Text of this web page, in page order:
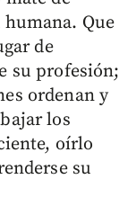
Que
de
su profesión;
ordenan y
los
oírlo
su